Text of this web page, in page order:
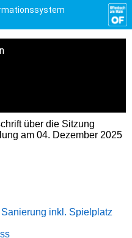
über die Sitzung
am 04. Dezember 2025
inkl. Spielplatz